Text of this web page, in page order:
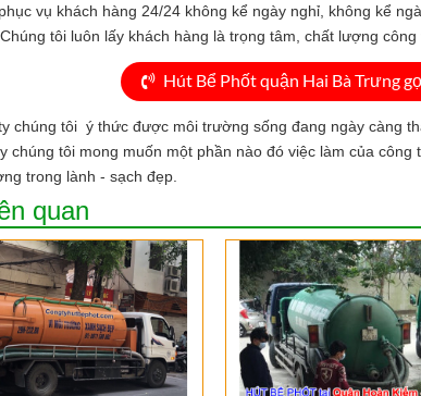
vụ khách hàng 24/24 không kể ngày nghỉ, không kể
tôi luôn lấy khách hàng là trọng tâm, chất lượng
Hút Bể Phốt quận Hai Bà Trưng
chúng tôi ý thức được môi trường sống đang ngày càng
chúng tôi mong muốn một phần nào đó việc làm của công
trong lành - sạch đẹp.
quan